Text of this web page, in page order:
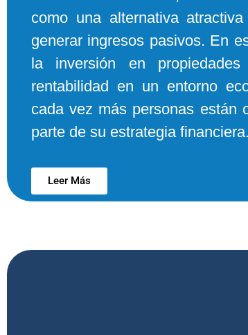
como una alternativa
generar ingresos pasivos. En
la inversión en
rentabilidad en un entorno
cada vez más personas están
parte de su estrategia
Leer Más